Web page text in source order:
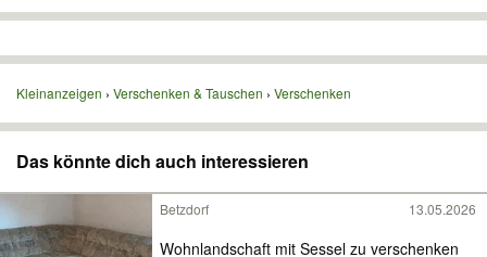
Kleinanzeigen Verschenken & Tauschen Verschenken
Das könnte dich auch interessieren
Betzdorf 13.05.2026
Wohnlandschaft mit Sessel zu verschenken